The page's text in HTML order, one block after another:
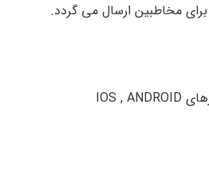
مخاطبین ارسال می گردد.